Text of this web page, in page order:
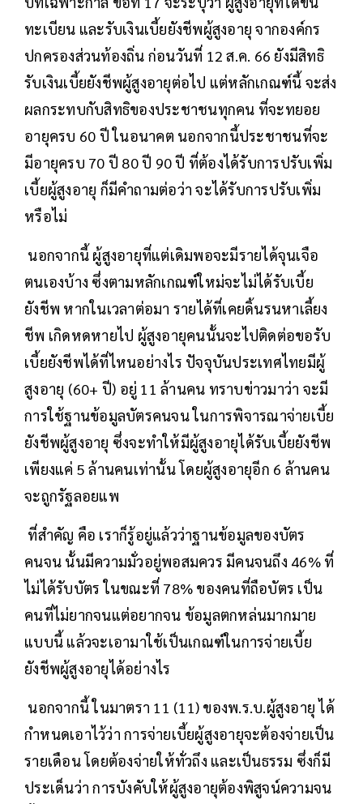
ทะเบียน และรับเงินเบี้ยยังชีพผู้สูงอายุ จากองค์กร
ปกครองส่วนท้องถิ่น ก่อนวันที่ 12 ส.ค. 66 ยังมีสิทธิ
รับเงินเบี้ยยังชีพผู้สูงอายุต่อไป แต่หลักเกณฑ์นี้ จะส่ง
ผลกระทบกับสิทธิของประชาชนทุกคน ที่จะทยอย
อายุครบ 60 ปี ในอนาคต นอกจากนี้ประชาชนที่จะ
มีอายุครบ 70 ปี 80 ปี 90 ปี ที่ต้องได้รับการปรับเพิ่ม
เบี้ยผู้สูงอายุ ก็มีคำถามต่อว่า จะได้รับการปรับเพิ่ม
หรือไม่
นอกจากนี้ ผู้สูงอายุที่แต่เดิมพอจะมีรายได้จุนเจือ
ตนเองบ้าง ซึ่งตามหลักเกณฑ์ใหม่จะไม่ได้รับเบี้ย
ยังชีพ หากในเวลาต่อมา รายได้ที่เคยดิ้นรนหาเลี้ยง
ชีพ เกิดหดหายไป ผู้สูงอายุคนนั้นจะไปติดต่อขอรับ
เบี้ยยังชีพได้ที่ไหนอย่างไร ปัจจุบันประเทศไทยมีผู้
สูงอายุ (60+ ปี) อยู่ 11 ล้านคน ทราบข่าวมาว่า จะมี
การใช้ฐานข้อมูลบัตรคนจน ในการพิจารณาจ่ายเบี้ย
ยังชีพผู้สูงอายุ ซึ่งจะทำให้มีผู้สูงอายุได้รับเบี้ยยังชีพ
เพียงแค่ 5 ล้านคนเท่านั้น โดยผู้สูงอายุอีก 6 ล้านคน
จะถูกรัฐลอยแพ
ที่สำคัญ คือ เราก็รู้อยู่แล้วว่าฐานข้อมูลของบัตร
คนจน นั้นมีความมั่วอยู่พอสมควร มีคนจนถึง 46% ที่
ไม่ได้รับบัตร ในขณะที่ 78% ของคนที่ถือบัตร เป็น
คนที่ไม่ยากจนแต่อยากจน ข้อมูลตกหล่นมากมาย
แบบนี้ แล้วจะเอามาใช้เป็นเกณฑ์ในการจ่ายเบี้ย
ยังชีพผู้สูงอายุได้อย่างไร
นอกจากนี้ ในมาตรา 11 (11) ของพ.ร.บ.ผู้สูงอายุ ได้
กำหนดเอาไว้ว่า การจ่ายเบี้ยผู้สูงอายุจะต้องจ่ายเป็น
รายเดือน โดยต้องจ่ายให้ทั่วถึง และเป็นธรรม ซึ่งก็มี
ประเด็นว่า การบังคับให้ผู้สูงอายุต้องพิสูจน์ความจน